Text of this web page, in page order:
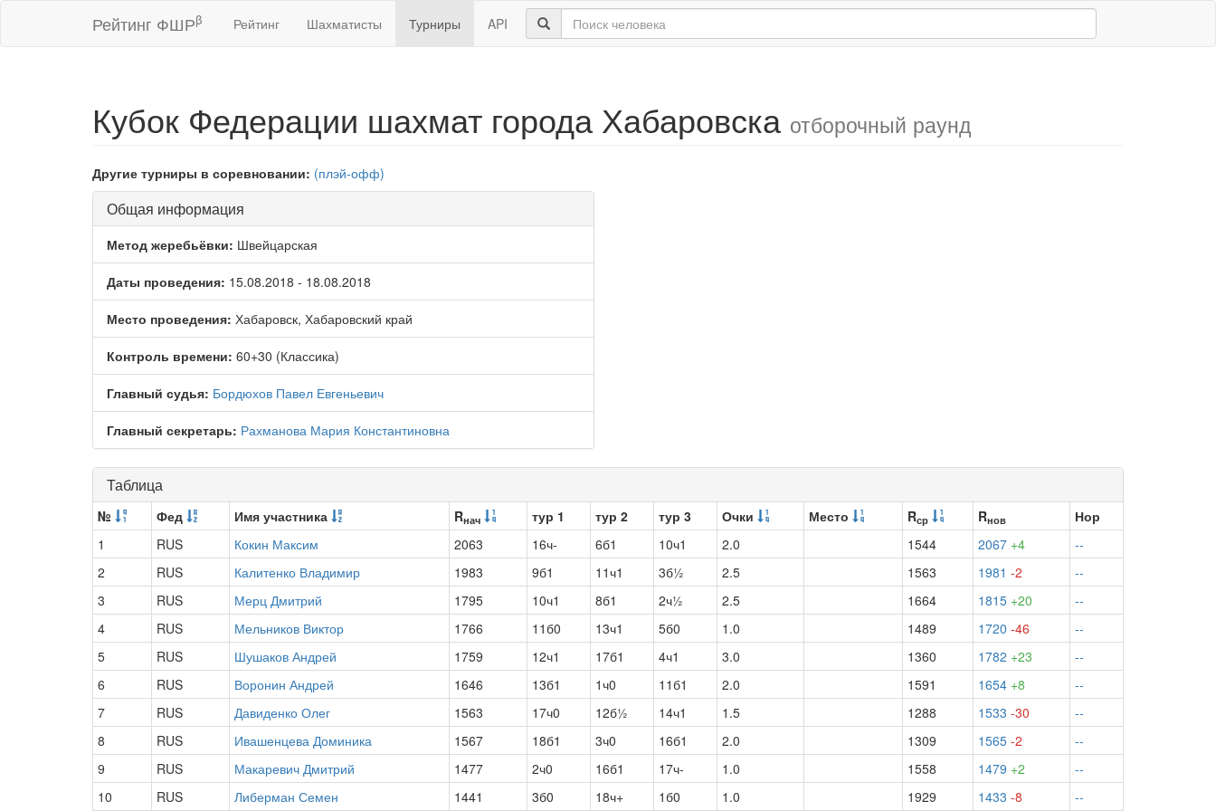
Рейтинг ФШРβ Рейтинг Шахматисты Турниры API
Кубок Федерации шахмат города Хабаровска отборочный раунд
Другие турниры в соревновании: (плэй-офф)
Общая информация
Метод жеребьёвки: Швейцарская
Даты проведения: 15.08.2018 - 18.08.2018
Место проведения: Хабаровск, Хабаровский край
Контроль времени: 60+30 (Классика)
Главный судья: Бордюхов Павел Евгеньевич
Главный секретарь: Рахманова Мария Константиновна
Таблица
№ Фед Имя участника Rнач тур 1 тур 2 тур 3 Очки Место Rср Rнов
Нор
1
RUS Кокин Максим 2063 16ч- 6б1 10ч1 2.0 1544 2067 +4
--
2
RUS Калитенко Владимир 1983 9б1 11ч1 3б½ 2.5 1563 1981 -2
--
3
RUS Мерц Дмитрий 1795 10ч1 8б1 2ч½ 2.5 1664 1815 +20
--
4
RUS Мельников Виктор 1766 11б0 13ч1 5б0 1.0 1489 1720 -46
--
5
RUS Шушаков Андрей 1759 12ч1 17б1 4ч1 3.0 1360 1782 +23
--
6
RUS Воронин Андрей 1646 13б1 1ч0 11б1 2.0 1591 1654 +8
--
7
RUS Давиденко Олег 1563 17ч0 12б½ 14ч1 1.5 1288 1533 -30
--
8
RUS Ивашенцева Доминика 1567 18б1 3ч0 16б1 2.0 1309 1565 -2
--
9
RUS Макаревич Дмитрий 1477 2ч0 16б1 17ч- 1.0 1558 1479 +2
--
10
RUS Либерман Семен 1441 3б0 18ч+ 1б0 1.0 1929 1433 -8 --